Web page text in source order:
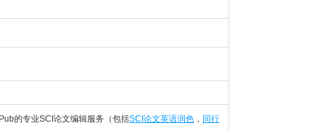
的专业SCI论文编辑服务（包括SCI论文英语润色 ， 同行